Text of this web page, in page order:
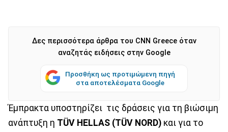
Δες περισσότερα άρθρα του CNN Greece όταν
αναζητάς ειδήσεις στην Google
Προσθήκη ως προτιμώμενη πηγή
στα αποτελέσματα Google
Έμπρακτα υποστηρίζει τις δράσεις για τη βιώσιμη
ανάπτυξη η TÜV HELLAS (TÜV NORD) και για το